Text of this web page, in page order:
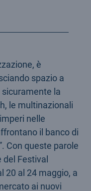
è
spazio a
sicuramente la
le multinazionali
nelle
il banco di
Con queste parole
del Festival
20 al 24 maggio, a
ai nuovi